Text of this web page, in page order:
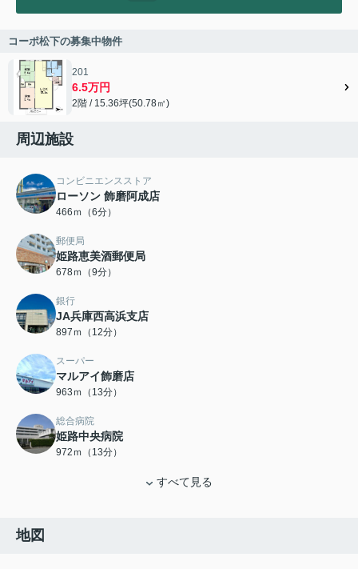
コーポ松下の募集中物件
201
6.5万円
2階 / 15.36坪(50.78㎡)
周辺施設
コンビニエンスストア
ローソン 飾磨阿成店
466ｍ（6分）
郵便局
姫路恵美酒郵便局
678ｍ（9分）
銀行
JA兵庫西高浜支店
897ｍ（12分）
スーパー
マルアイ飾磨店
963ｍ（13分）
総合病院
姫路中央病院
972ｍ（13分）
すべて見る
地図